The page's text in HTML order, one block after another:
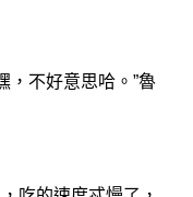
，不好意思哈。”魯